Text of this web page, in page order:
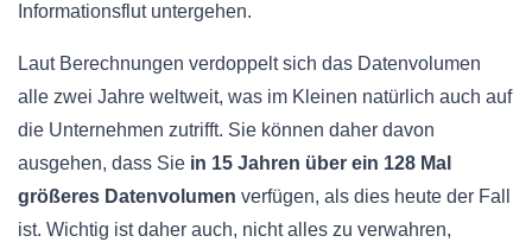
Informationsflut untergehen.
Laut Berechnungen verdoppelt sich das Datenvolumen
alle zwei Jahre weltweit, was im Kleinen natürlich auch auf
die Unternehmen zutrifft. Sie können daher davon
ausgehen, dass Sie in 15 Jahren über ein 128 Mal
größeres Datenvolumen verfügen, als dies heute der Fall
ist. Wichtig ist daher auch, nicht alles zu verwahren,